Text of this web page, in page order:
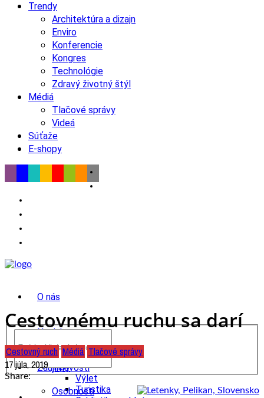
Trendy
Architektúra a dizajn
Enviro
Konferencie
Kongres
Technológie
Zdravý životný štýl
Médiá
Tlačové správy
Videá
Súťaže
E-shopy
O nás
Novinky
wow
Tipy
Výlet
Turistika
Zaujímavosti
Osobnosti
Cestovnému ruchu sa darí
Cestovný ruch Médiá Tlačové správy
17 júla, 2019
Share: